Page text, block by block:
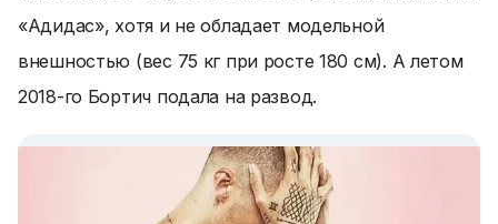
«Адидас», хотя и не обладает модельной
внешностью (вес 75 кг при росте 180 см). А летом
2018-го Бортич подала на развод.